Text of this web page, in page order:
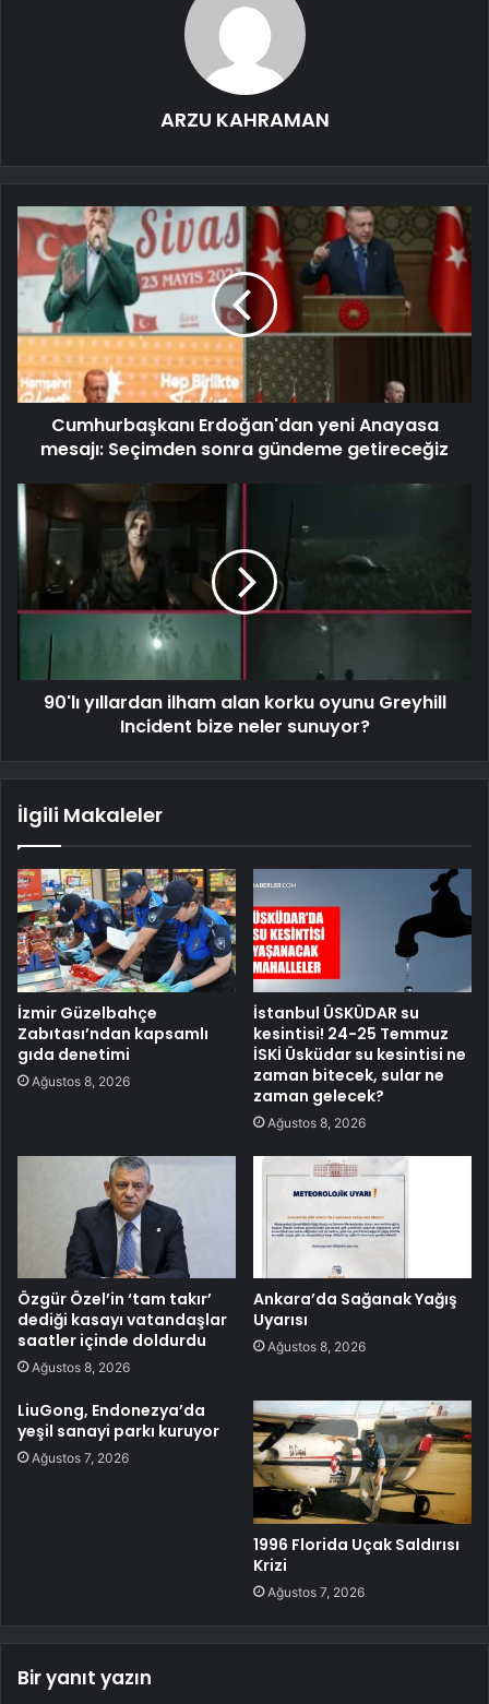
ARZU KAHRAMAN
Cumhurbaşkanı Erdoğan'dan yeni Anayasa
mesajı: Seçimden sonra gündeme getireceğiz
90'lı yıllardan ilham alan korku oyunu Greyhill
Incident bize neler sunuyor?
İlgili Makaleler
İzmir Güzelbahçe
Zabıtası’ndan kapsamlı
gıda denetimi
Ağustos 8, 2026
İstanbul ÜSKÜDAR su
kesintisi! 24-25 Temmuz
İSKİ Üsküdar su kesintisi ne
zaman bitecek, sular ne
zaman gelecek?
Ağustos 8, 2026
Özgür Özel’in ‘tam takır’
dediği kasayı vatandaşlar
saatler içinde doldurdu
Ağustos 8, 2026
Ankara’da Sağanak Yağış
Uyarısı
Ağustos 8, 2026
LiuGong, Endonezya’da
yeşil sanayi parkı kuruyor
Ağustos 7, 2026
1996 Florida Uçak Saldırısı
Krizi
Ağustos 7, 2026
Bir yanıt yazın